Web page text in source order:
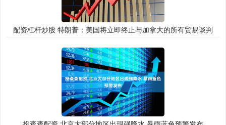
配资杠杆炒股 特朗普：美国将立即终止与加拿大的所有贸易谈判